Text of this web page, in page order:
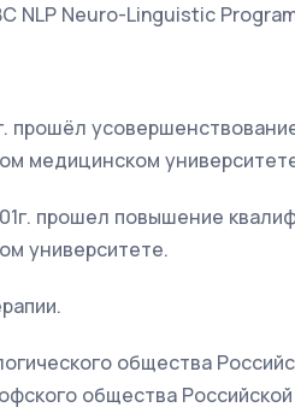
NLP Neuro-Linguistic
прошёл
медицинском
прошел повышение
университете.
общества
общества